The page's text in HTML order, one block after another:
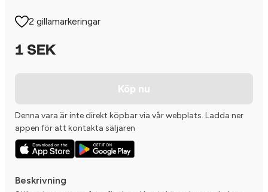
2 gillamarkeringar
1 SEK
Köp nu
Denna vara är inte direkt köpbar via vår webplats. Ladda ner
appen för att kontakta säljaren
Beskrivning